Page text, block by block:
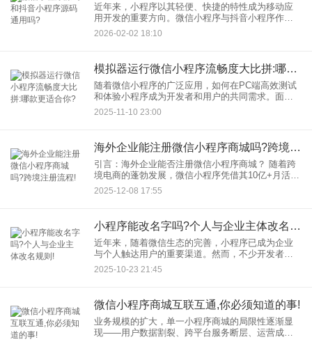
近年来，小程序以其轻便、快捷的特性成为移动应
用开发的重要方向。微信小程序与抖音小程序作为
两大主流平台，常被开发者同时关注。一个常见的
问题是：微信小程序源码能直接用于抖音小程序
2026-02-02 18:10
模拟器运行微信小程序流畅度大比拼:哪款更适合你?
随着微信小程序的广泛应用，如何在PC端高效测试
和体验小程序成为开发者和用户的共同需求。面对
众多模拟器，哪款运行微信小程序更流畅？本文将
2025-11-10 23:00
海外企业能注册微信小程序商城吗?跨境注册流程!
引言：海外企业能否注册微信小程序商城？ 随着跨
境电商的蓬勃发展，微信小程序凭借其10亿+月活用
户和“即用即走”的便捷性，成为海外企业拓展中国市
场的重要渠道。答案是肯定的：海外企业可通过微
2025-12-08 17:55
小程序能改名字吗?个人与企业主体改名规则!
近年来，随着微信生态的完善，小程序已成为企业
与个人触达用户的重要渠道。然而，不少开发者在
初期命名时因考虑不周，后期产生“改名难”的困扰。
那么，小程序发布后究竟能否改名字？个人与企业
2025-10-23 21:45
微信小程序商城互联互通,你必须知道的事!
业务规模的扩大，单一小程序商城的局限性逐渐显
现——用户数据割裂、跨平台服务断层、运营成本